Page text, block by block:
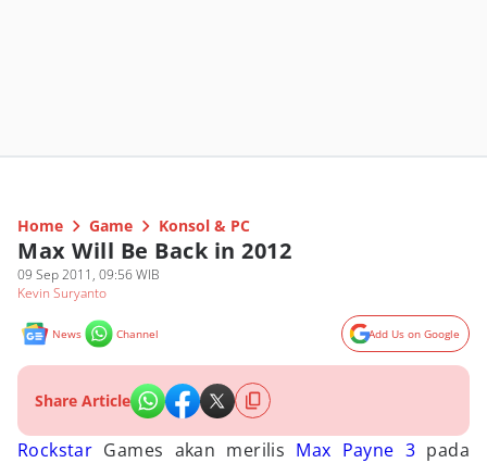
Home Game Konsol & PC
Max Will Be Back in 2012
09 Sep 2011, 09:56 WIB
Kevin Suryanto
News Channel Add Us on Google
Share Article
Rockstar Games akan merilis Max Payne 3 pada